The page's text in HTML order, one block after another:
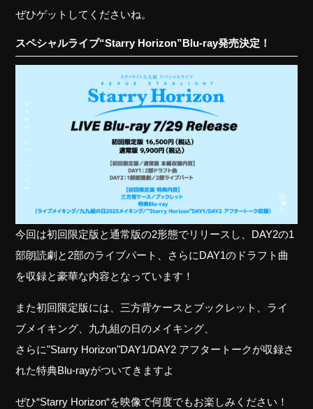
ぜひゲットしてくださいね。
スペシャルライブ“Starry Horizon”Blu-ray発売決定！
今回は初回限定版と通常版の2形態でリリースし、DAY2の1
部朗読劇と2部のライブパート、さらにDAY1のドラフト曲
を収録と豪華な内容となっています！
また初回限定版には、三方背ケースとブックレット、ライ
ブメイキング、九九組の日のメイキング、
さらに"Starry Horizon"DAY1/DAY2 アフタートークが収録さ
れた特典Blu-rayがついてきますよ
ぜひ“Starry Horizon“を映像で何度でもお楽しみください！